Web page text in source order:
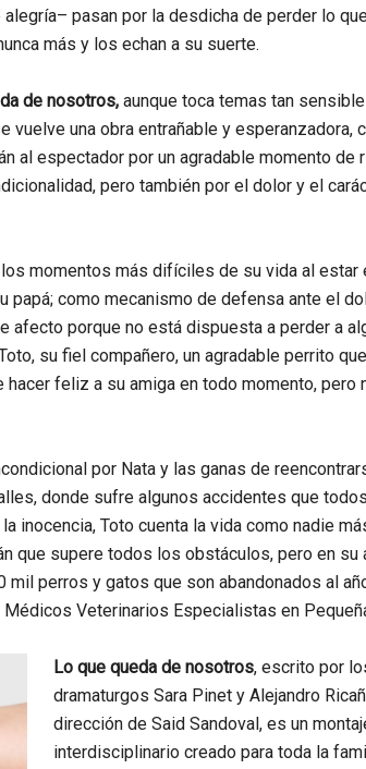
pasan por la desdicha de perder lo
más y los echan a su suerte.
de nosotros, aunque toca temas tan
vuelve una obra entrañable y esperanzadora,
al espectador por un agradable momento de
pero también por el dolor y el
momentos más difíciles de su vida al estar
papá; como mecanismo de defensa ante el
afecto porque no está dispuesta a perder a
su fiel compañero, un agradable perrito
feliz a su amiga en todo momento, pero
por Nata y las ganas de
donde sufre algunos accidentes que
inocencia, Toto cuenta la vida como nadie
que supere todos los obstáculos, pero en su
perros y gatos que son abandonados al
Veterinarios Especialistas en
Lo que queda de nosotros, escrito por
dramaturgos Sara Pinet y Alejandro
dirección de Said Sandoval, es un
interdisciplinario creado para toda la